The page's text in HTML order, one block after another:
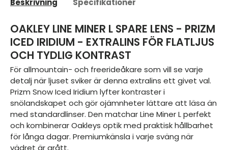
Beskrivning Specifikationer
OAKLEY LINE MINER L SPARE LENS - PRIZM
ICED IRIDIUM - EXTRALINS FÖR FLATLJUS
OCH TYDLIG KONTRAST
För allmountain- och freerideåkare som vill se varje
detalj när ljuset sviker är denna extralins ett givet val.
Prizm Snow Iced Iridium lyfter kontraster i
snölandskapet och gör ojämnheter lättare att läsa än
med standardlinser. Den matchar Line Miner L perfekt
och kombinerar Oakleys optik med praktisk hållbarhet
för långa dagar. Premiumkänsla i varje sväng när
vädret är grått.